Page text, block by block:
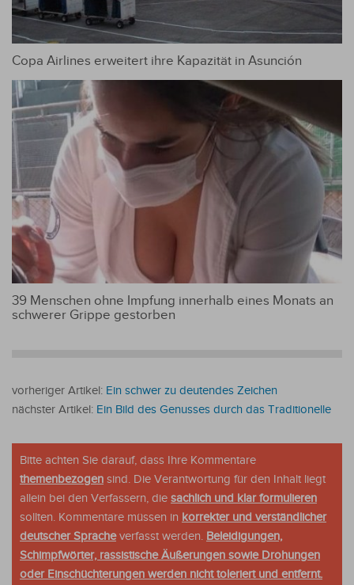
Copa Airlines erweitert ihre Kapazität in Asunción
39 Menschen ohne Impfung innerhalb eines Monats an
schwerer Grippe gestorben
vorheriger Artikel: Ein schwer zu deutendes Zeichen
nächster Artikel: Ein Bild des Genusses durch das Traditionelle
Bitte achten Sie darauf, dass Ihre Kommentare
themenbezogen sind. Die Verantwortung für den Inhalt liegt
allein bei den Verfassern, die sachlich und klar formulieren
sollten. Kommentare müssen in korrekter und verständlicher
deutscher Spracheverfasst werden. Beleidigungen,
Schimpfwörter, rassistische Äußerungen sowie Drohungen
oder Einschüchterungen werden nicht toleriert und entfernt.